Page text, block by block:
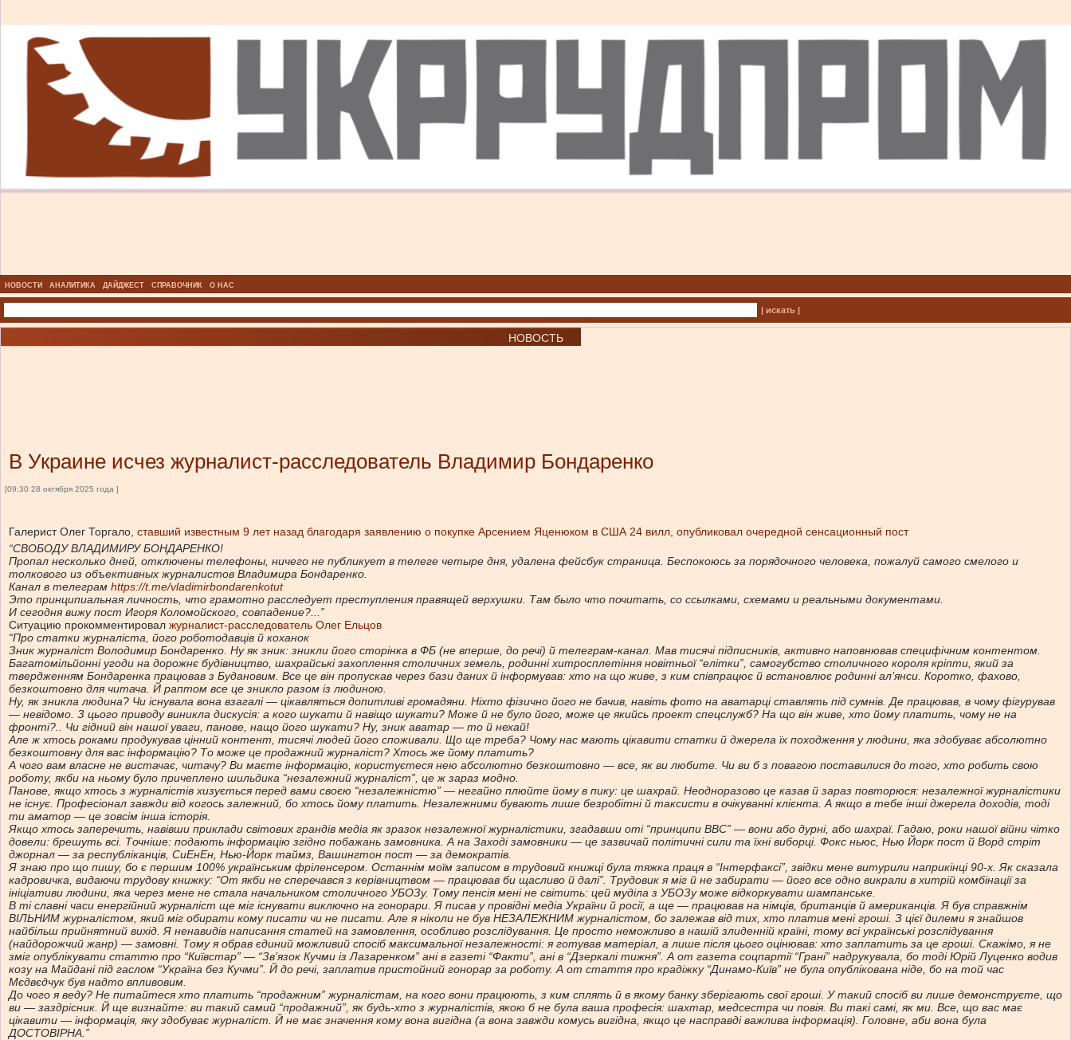
НОВОСТИ АНАЛИТИКА ДАЙДЖЕСТ СПРАВОЧНИК О НАС
| искать |
НОВОСТЬ
В Украине исчез журналист-расследователь Владимир Бондаренко
[09:30 28 октября 2025 года ]
Галерист Олег Торгало, ставший известным 9 лет назад благодаря заявлению о покупке Арсением Яценюком в США 24 вилл опубликовал очередной сенсационный пост
“СВОБОДУ ВЛАДИМИРУ БОНДАРЕНКО!
Пропал несколько дней, отключены телефоны, ничего не публикует в телеге четыре дня, удалена фейсбук страница. Беспокоюсь за порядочного человека, пожалуй самого смелого и
толкового из объективных журналистов Владимира Бондаренко.
Канал в телеграм https://t.me/vladimirbondarenkotut
Это принципиальная личность, что грамотно расследует преступления правящей верхушки. Там было что почитать, со ссылками, схемами и реальными документами.
И сегодня вижу пост Игоря Коломойского, совпадение?...”
Ситуацию прокомментировал журналист-расследователь Олег Ельцов
“Про статки журналіста, його роботодавців й коханок
Зник журналіст Володимир Бондаренко. Ну як зник: зникли його сторінка в ФБ (не вперше, до речі) й телеграм-канал. Мав тисячі підписників, активно наповнював специфічним контентом.
Багатомільйонні угоди на дорожнє будівництво, шахрайські захоплення столичних земель, родинні хитросплетіння новітньої “елітки”, самогубство столичного короля кріпти, який за
твердженням Бондаренка працював з Будановим. Все це він пропускав через бази даних й інформував: хто на що живе, з ким співпрацює й встановлює родинні ал’янси. Коротко, фахово,
безкоштовно для читача. Й раптом все це зникло разом із людиною.
Ну, як зникла людина? Чи існувала вона взагалі — цікавляться допитливі громадяни. Ніхто фізично його не бачив, навіть фото на аватарці ставлять під сумнів. Де працював, в чому фігурував
— невідомо. З цього приводу виникла дискусія: а кого шукати й навіщо шукати? Може й не було його, може це якийсь проект спецслужб? На що він живе, хто йому платить, чому не на
фронті?.. Чи гідний він нашої уваги, панове, нащо його шукати? Ну, зник аватар — то й нехай!
Але ж хтось роками продукував цінний контент, тисячі людей його споживали. Що ще треба? Чому нас мають цікавити статки й джерела їх походження у людини, яка здобуває абсолютно
безкоштовну для вас інформацію? То може це продажний журналіст? Хтось же йому платить?
А чого вам власне не вистачає, читачу? Ви маєте інформацію, користуєтеся нею абсолютно безкоштовно — все, як ви любите. Чи ви б з повагою поставилися до того, хто робить свою
роботу, якби на ньому було причеплено шильдика “незалежний журналіст”, це ж зараз модно.
Панове, якщо хтось з журналістів хизується перед вами своєю “незалежністю” — негайно плюйте йому в пику: це шахрай. Неодноразово це казав й зараз повторюся: незалежної журналістики
не існує. Професіонал завжди від когось залежний, бо хтось йому платить. Незалежними бувають лише безробітні й таксисти в очікуванні клієнта. А якщо в тебе інші джерела доходів, тоді
ти аматор — це зовсім інша історія.
Якщо хтось заперечить, навівши приклади світових грандів медіа як зразок незалежної журналістики, згадавши оті “принципи ВВС” — вони або дурні, або шахраї. Гадаю, роки нашої війни чітко
довели: брешуть всі. Точніше: подають інформацію згідно побажань замовника. А на Заході замовники — це зазвичай політичні сили та їхні виборці. Фокс ньюс, Нью Йорк пост й Ворд стріт
джорнал — за республіканців, СиЕнЕн, Нью-Йорк таймз, Вашингтон пост — за демократів.
Я знаю про що пишу, бо є першим 100% українським фріленсером. Останнім моїм записом в трудовий книжці була тяжка праця в “Інтерфаксі”, звідки мене витурили наприкінці 90-х. Як сказала
кадровичка, видаючи трудову книжку: “От якби не сперечався з керівництвом — працював би щасливо й далі”. Трудовик я міг й не забирати — його все одно викрали в хитрій комбінації за
ініціативи людини, яка через мене не стала начальником столичного УБОЗу. Тому пенсія мені не світить: цей муділа з УБОЗу може відкоркувати шампанське.
В ті славні часи енергійний журналіст ще міг існувати виключно на гонорари. Я писав у провідні медіа України й росії, а ще — працював на німців, британців й американців. Я був справжнім
ВІЛЬНИМ журналістом, який міг обирати кому писати чи не писати. Але я ніколи не був НЕЗАЛЕЖНИМ журналістом, бо залежав від тих, хто платив мені гроші. З цієї дилеми я знайшов
найбільш прийнятний вихід. Я ненавидів написання статей на замовлення, особливо розслідування. Це просто неможливо в нашій злиденній країні, тому всі українські розслідування
(найдорожчий жанр) — замовні. Тому я обрав єдиний можливий спосіб максимальної незалежності: я готував матеріал, а лише після цього оцінював: хто заплатить за це гроші. Скажімо, я не
зміг опублікувати статтю про “Київстар” — “Зв’язок Кучми із Лазаренком” ані в газеті “Факти”, ані в “Дзеркалі тижня”. А от газета соцпартії “Грані” надрукувала, бо тоді Юрій Луценко водив
козу на Майдані під гаслом “Україна без Кучми”. Й до речі, заплатив пристойний гонорар за роботу. А от стаття про крадіжку “Динамо-Київ” не була опублікована ніде, бо на той час
Мєдвєдчук був надто впливовим.
До чого я веду? Не питайтеся хто платить “продажним” журналістам, на кого вони працюють, з ким сплять й в якому банку зберігають свої гроші. У такий спосіб ви лише демонструєте, що
ви — заздрісник. Й ще визнайте: ви такий самий “продажний”, як будь-хто з журналістів, якою б не була ваша професія: шахтар, медсестра чи повія. Ви такі самі, як ми. Все, що вас має
цікавити — інформація, яку здобуває журналіст. Й не має значення кому вона вигідна (а вона завжди комусь вигідна, якщо це насправді важлива інформація). Головне, аби вона була
ДОСТОВІРНА.”